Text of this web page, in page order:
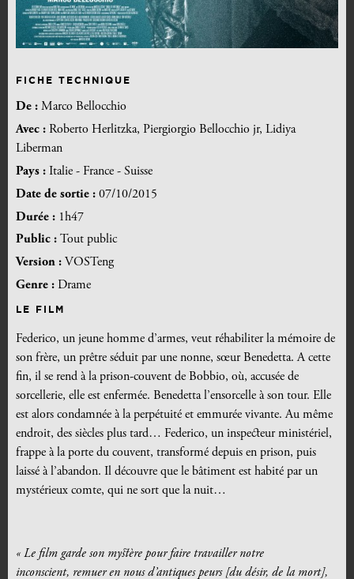
FICHE TECHNIQUE
De : Marco Bellocchio
Avec : Roberto Herlitzka, Piergiorgio Bellocchio jr, Lidiya
Liberman
Pays : Italie - France - Suisse
Date de sortie : 07/10/2015
Durée : 1h47
Public : Tout public
Version : VOSTeng
Genre : Drame
LE FILM
Federico, un jeune homme d’armes, veut réhabiliter la mémoire de
son frère, un prêtre séduit par une nonne, sœur Benedetta. A cette
fin, il se rend à la prison-couvent de Bobbio, où, accusée de
sorcellerie, elle est enfermée. Benedetta l’ensorcelle à son tour. Elle
est alors condamnée à la perpétuité et emmurée vivante. Au même
endroit, des siècles plus tard… Federico, un inspecteur ministériel,
frappe à la porte du couvent, transformé depuis en prison, puis
laissé à l’abandon. Il découvre que le bâtiment est habité par un
mystérieux comte, qui ne sort que la nuit…
« Le film garde son mystère pour faire travailler notre
inconscient, remuer en nous d’antiques peurs [du désir, de la mort],